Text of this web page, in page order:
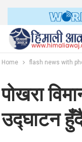
Home flash news with
पोखरा
उद्घाटन